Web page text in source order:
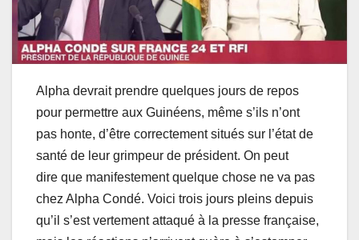
Alpha devrait prendre quelques jours de repos
pour permettre aux Guinéens, même s’ils n’ont
pas honte, d’être correctement situés sur l’état de
santé de leur grimpeur de président. On peut
dire que manifestement quelque chose ne va pas
chez Alpha Condé. Voici trois jours pleins depuis
qu’il s’est vertement attaqué à la presse française,